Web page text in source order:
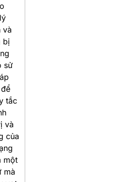
và
bị
sử
tắc
và
của
một
mà